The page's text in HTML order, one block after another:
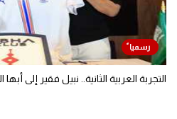
التجربة العربية الثانية.. نبيل فقير إلى